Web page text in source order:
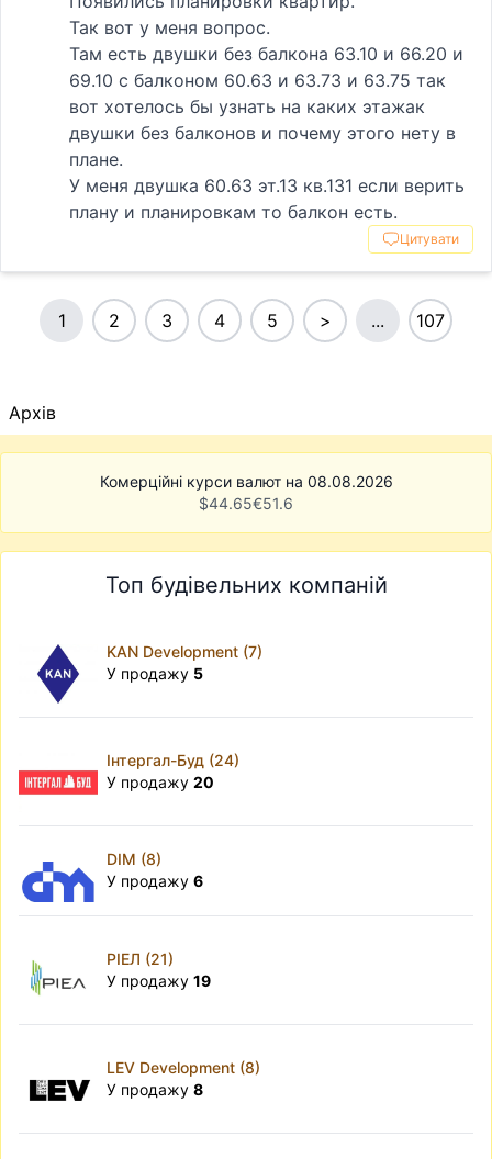
Так вот у меня вопрос.
Там есть двушки без балкона 63.10 и 66.20 и
69.10 с балконом 60.63 и 63.73 и 63.75 так
вот хотелось бы узнать на каких этажак
двушки без балконов и почему этого нету в
плане.
У меня двушка 60.63 эт.13 кв.131 если верить
плану и планировкам то балкон есть.
Цитувати
1 2 3 4 5 > ... 107
Архів
Комерційні курси валют на 08.08.2026
$44.65€51.6
Топ будівельних компаній
KAN Development (7)
У продажу 5
Інтергал-Буд (24)
У продажу 20
DIM (8)
У продажу 6
РІЕЛ (21)
У продажу 19
LEV Development (8)
У продажу 8